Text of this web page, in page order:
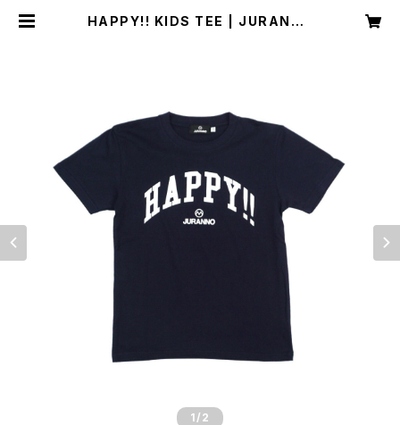
HAPPY!! KIDS TEE | JURANNO
1 /2